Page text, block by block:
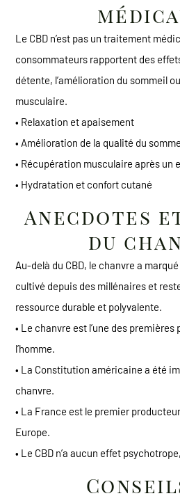
Le CBD n’est pas un traitement
consommateurs rapportent des
détente, l’amélioration du sommeil
musculaire.
• Relaxation et apaisement
• Amélioration de la qualité du
• Récupération musculaire après un
• Hydratation et confort cutané
Anecdotes
du
Au-delà du CBD, le chanvre a
cultivé depuis des millénaires et
ressource durable et polyvalente.
• Le chanvre est l’une des
l’homme.
• La Constitution américaine a été
chanvre.
• La France est le premier
Europe.
• Le CBD n’a aucun effet